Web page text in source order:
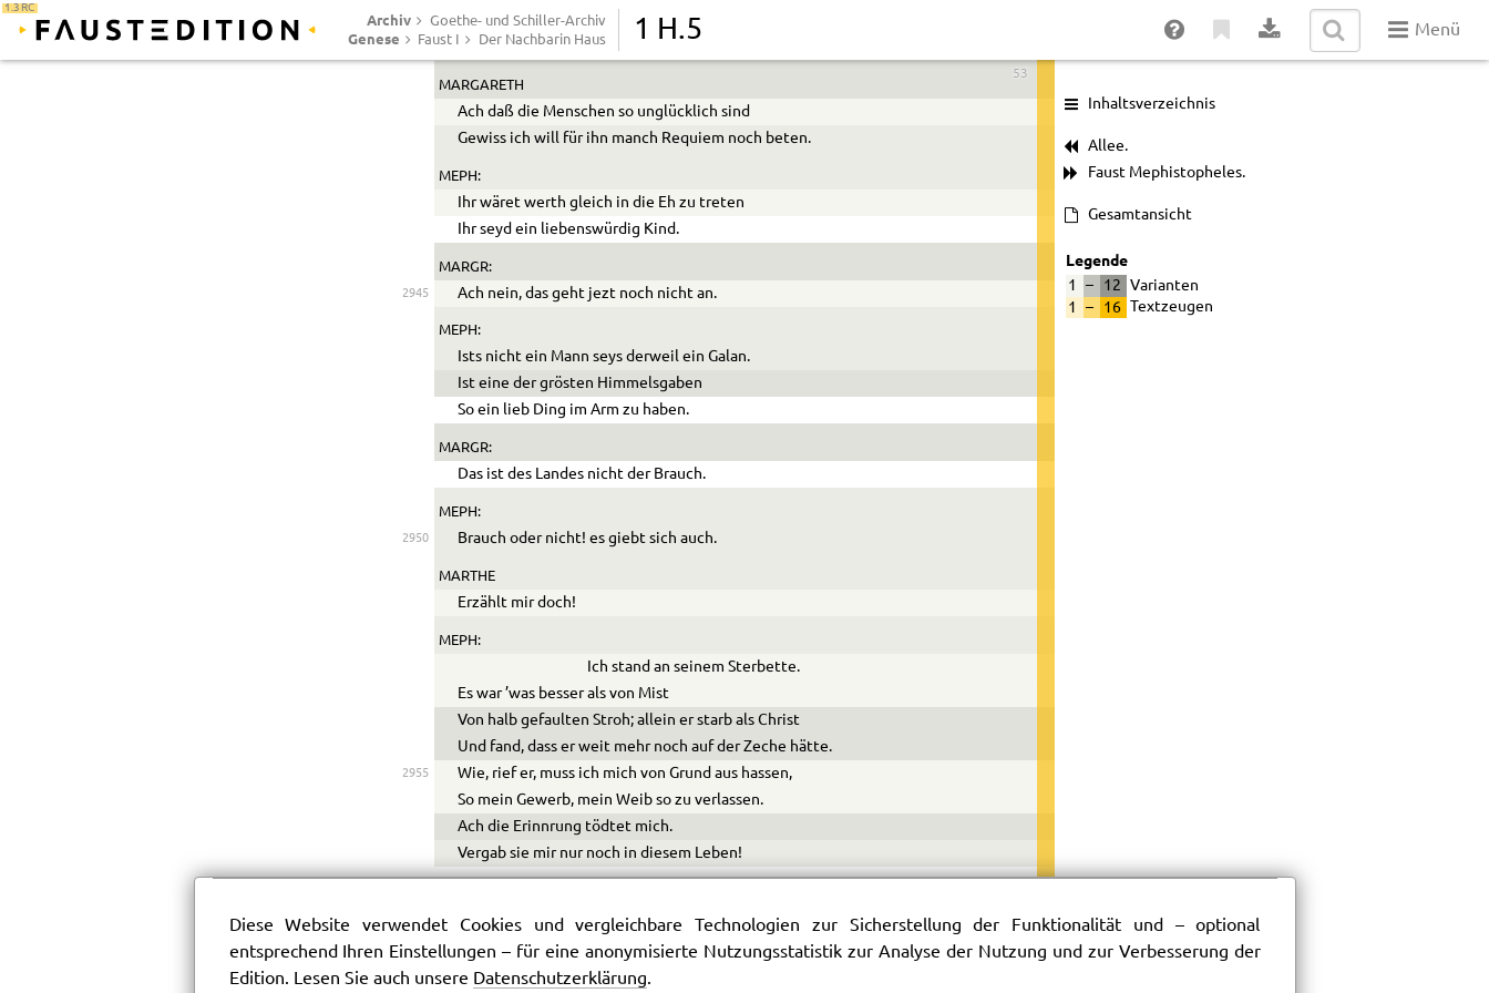
1.3 RC
Archiv Goethe- und Schiller-Archiv
Genese Faust I Der Nachbarin Haus 1 H.5 Menü
Und er bereute seine Fehler sehr,
2940 Ach und bejammerte sein Unglück noch vielmehr.
53
MARGARETH
Ach daß die Menschen so unglücklich sind
Gewiss ich will für ihn manch Requiem noch beten.
MEPH:
Ihr wäret werth gleich in die Eh zu treten
Ihr seyd ein liebenswürdig Kind.
MARGR:
2945 Ach nein, das geht jezt noch nicht an.
MEPH:
Ists nicht ein Mann seys derweil ein Galan.
Ist eine der grösten Himmelsgaben
So ein lieb Ding im Arm zu haben.
MARGR:
Das ist des Landes nicht der Brauch.
MEPH:
2950 Brauch oder nicht! es giebt sich auch.
MARTHE
Erzählt mir doch!
MEPH:
Ich stand an seinem Sterbette.
Es war ’was besser als von Mist
Von halb gefaulten Stroh; allein er starb als Christ
Und fand, dass er weit mehr noch auf der Zeche hätte.
2955
Wie, rief er, muss ich mich von Grund aus hassen,
So mein Gewerb, mein Weib so zu verlassen.
Ach die Erinnrung tödtet mich.
Vergab sie mir nur noch in diesem Leben!
weinend)
Der gute Mann ich hab ihm längst vergeben.
MEPH:
Inhaltsverzeichnis
Allee.
Faust Mephistopheles.
Gesamtansicht
Legende
1 – 12
Varianten
1
– 16 Textzeugen
Diese Website verwendet Cookies und vergleichbare Technologien zur Sicherstellung der Funktionalität und – optional
entsprechend Ihren Einstellungen – für eine anonymisierte Nutzungsstatistik zur Analyse der Nutzung und zur Verbesserung der
Edition. Lesen Sie auch unsere Datenschutzerklärung.